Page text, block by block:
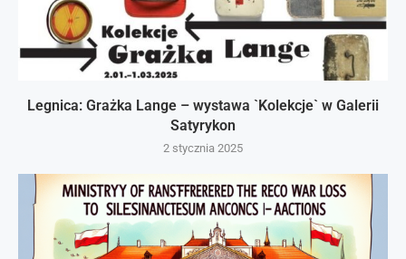
Legnica: Grażka Lange – wystawa `Kolekcje` w Galerii
Satyrykon
2 stycznia 2025